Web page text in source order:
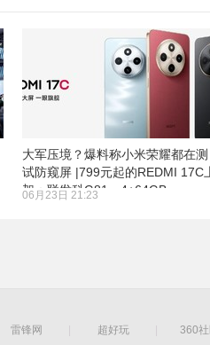
大军压境？爆料称小米荣耀都在测
试防窥屏 |799元起的REDMI 17C
架：联发科G81，4+64GB
06月23日 21:23
雷锋网 超好玩 360社